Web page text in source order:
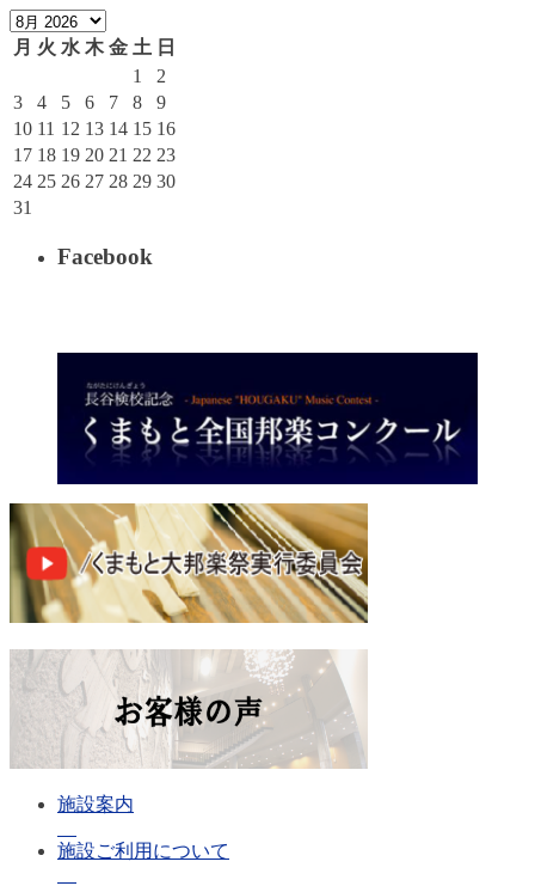
月 火 水 木 金 土 日
1
2
3
4 5 6 7 8
9
10 11 12 13 14 15 16
17 18 19 20 21 22 23
24 25 26 27 28 29 30
31
Facebook
施設案内
施設ご利用について